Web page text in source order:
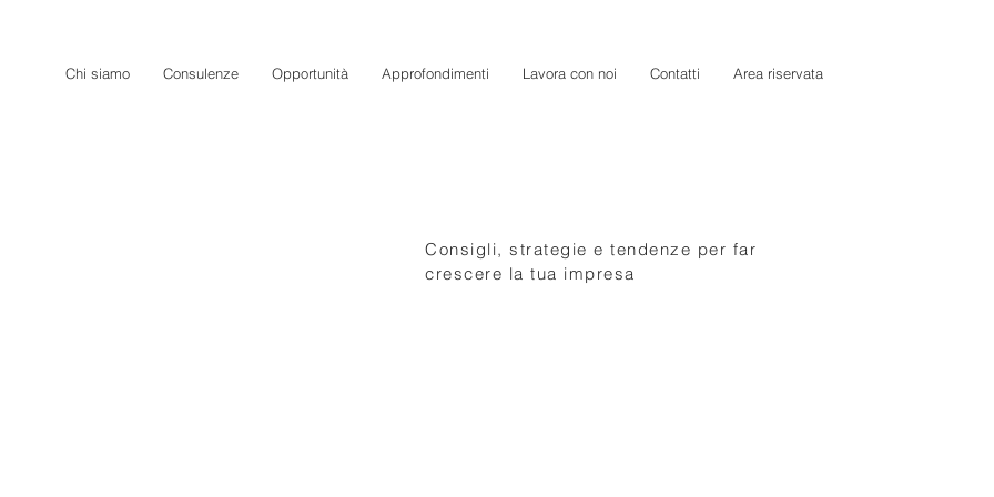
Chi siamo Consulenze Opportunità Approfondimenti Lavora con noi Contatti Area riservata
Consigli, strategie e tendenze per far
crescere la tua impresa